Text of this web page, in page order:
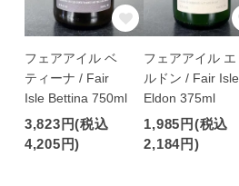
フェアアイル ベ
ティーナ / Fair
Isle Bettina 750ml
3,823円(税込
4,205円)
フェアアイル エ
ルドン / Fair Isle
Eldon 375ml
1,985円(税込
2,184円)